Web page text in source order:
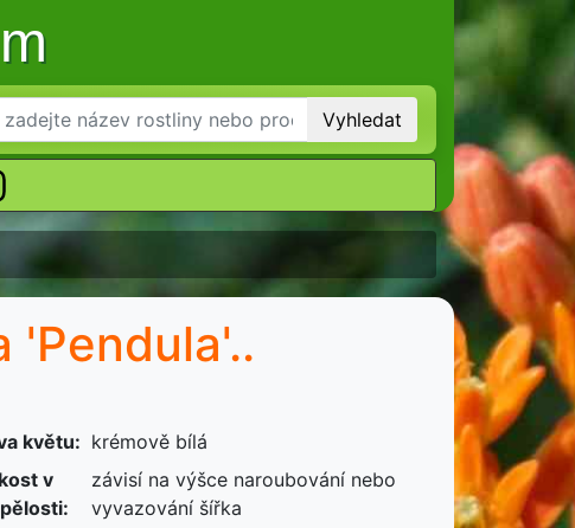
Vyhledat
'Pendula'..
květu: krémově bílá
v
závisí na výšce naroubování nebo
vyvazování šířka